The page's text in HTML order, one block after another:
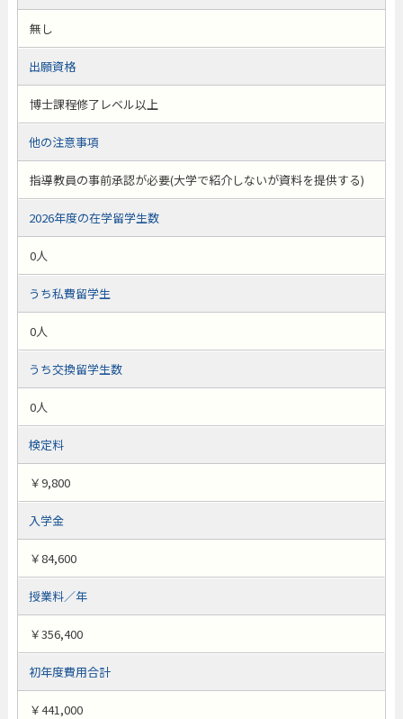
無し
出願資格
博士課程修了レベル以上
他の注意事項
指導教員の事前承認が必要(大学で紹介しないが資料を提供する)
2026年度の在学留学生数
0人
うち私費留学生
0人
うち交換留学生数
0人
検定料
￥9,800
入学金
￥84,600
授業料／年
￥356,400
初年度費用合計
￥441,000